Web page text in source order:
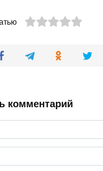
комментарий